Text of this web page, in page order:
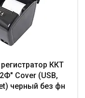
ККТ
Cover (USB,
черный без фн